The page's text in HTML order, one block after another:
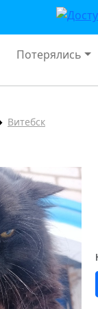
Потерялись
Витебск